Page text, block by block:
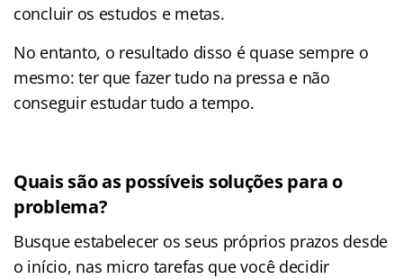
concluir os estudos e metas.
No entanto, o resultado disso é quase sempre o
mesmo: ter que fazer tudo na pressa e não
conseguir estudar tudo a tempo.
Quais são as possíveis soluções para o
problema?
Busque estabelecer os seus próprios prazos desde
o início, nas micro tarefas que você decidir